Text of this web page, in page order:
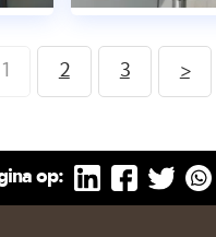
1 2 3 >
op: